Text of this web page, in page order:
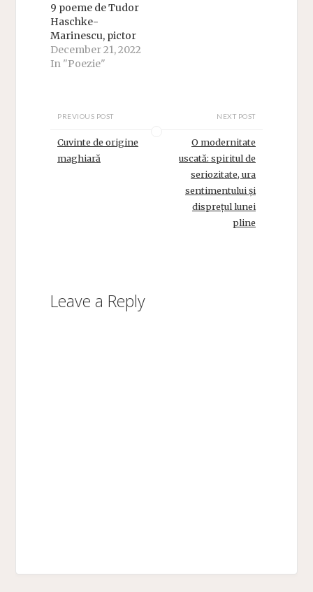
9 poeme de Tudor
Haschke-
Marinescu, pictor
December 21, 2022
In "Poezie"
PREVIOUS POST
Cuvinte de origine
maghiară
NEXT POST
O modernitate
uscată: spiritul de
seriozitate, ura
sentimentului și
disprețul lunei
pline
Leave a Reply